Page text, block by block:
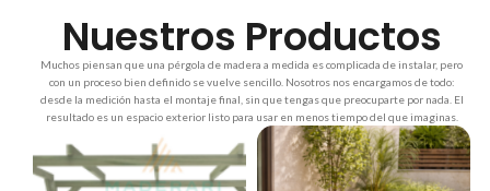
Nuestros Productos
Muchos piensan que una pérgola de madera a medida es complicada de instalar, pero
con un proceso bien definido se vuelve sencillo. Nosotros nos encargamos de todo:
desde la medición hasta el montaje final, sin que tengas que preocuparte por nada. El
resultado es un espacio exterior listo para usar en menos tiempo del que imaginas.